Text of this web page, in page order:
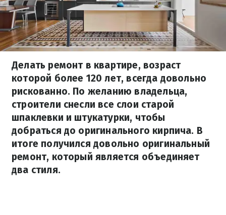
Делать ремонт в квартире, возраст
которой более 120 лет, всегда довольно
рискованно. По желанию владельца,
строители снесли все слои старой
шпаклевки и штукатурки, чтобы
добраться до оригинального кирпича. В
итоге получился довольно оригинальный
ремонт, который является объединяет
два стиля.